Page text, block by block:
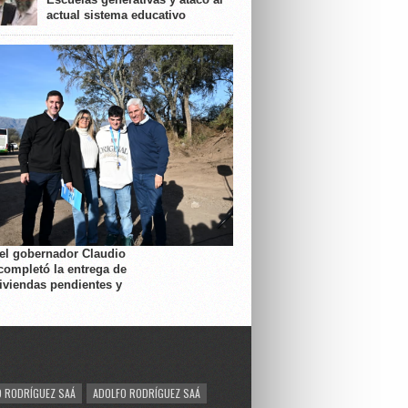
actual sistema educativo
gobernador Claudio
la entrega de
pendientes y
RODRÍGUEZ SAÁ ADOLFO RODRÍGUEZ SAÁ